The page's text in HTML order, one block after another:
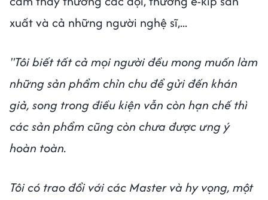
xuất và cả những người nghệ sĩ,...
"Tôi biết tất cả mọi người đều mong muốn làm
những sản phẩm chỉn chu để gửi đến khán
giả, song trong điều kiện vẫn còn hạn chế thì
các sản phẩm cũng còn chưa được ưng ý
hoàn toàn.
Tôi có trao đổi với các Master và hy vọng, một